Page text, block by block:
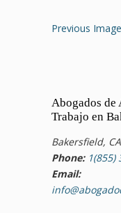
Previous Image
Abogados de
Trabajo en
Bakersfield,
Phone: 1(855)
Email: